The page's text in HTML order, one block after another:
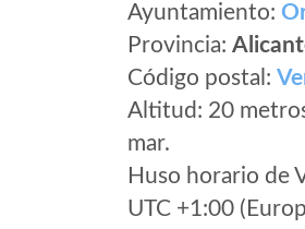
Ayuntamiento:
Provincia:
Código postal:
Altitud: 20
mar.
Huso horario de
UTC +1:00